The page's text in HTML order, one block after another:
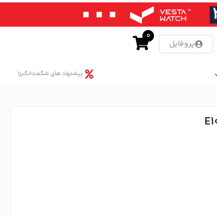
پروفایل
0
پیشنهاد های شگفت‌انگیز!